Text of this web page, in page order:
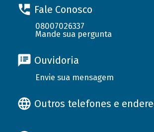
Fale Conosco
08007026337
Mande sua pergunta
Ouvidoria
Envie sua mensagem
Outros telefones e